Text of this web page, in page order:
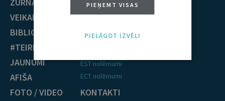
VEIKALS
BIBLIOTĒKA
#TEIRDARBS
JAUNUMI
AFIŠA
FOTO / VIDEO
Krimināltiesības
EST nolēmumi
ECT nolēmumi
KONTAKTI
PIEŅEMT VISAS
PIELĀGOT IZVĒLI